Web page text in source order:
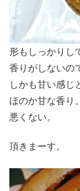
形もしっかりし
香りがしないの
しかも甘い感じ
ほのか甘な香り。
悪くない。
頂きまーす。